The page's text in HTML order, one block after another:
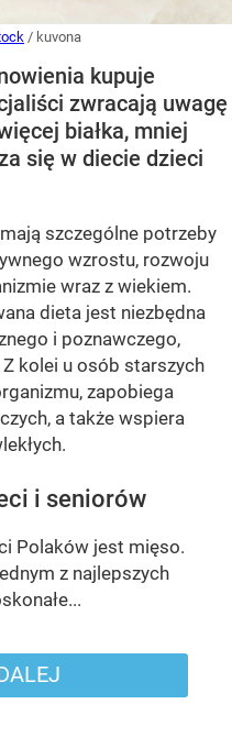
/ kuvona
kupuje
zwracają uwagę
białka, mniej
się w diecie dzieci
szczególne potrzeby
wzrostu, rozwoju
wraz z wiekiem.
dieta jest niezbędna
i poznawczego,
kolei u osób starszych
zapobiega
a także wspiera
i seniorów
Polaków jest mięso.
z najlepszych